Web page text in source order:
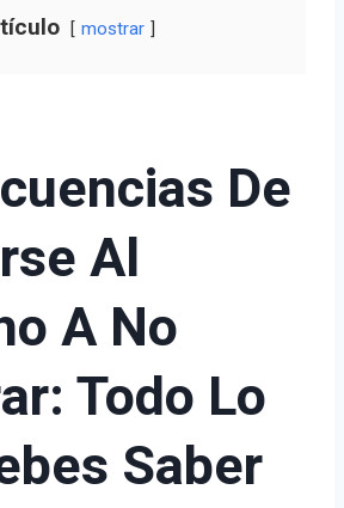
mostrar
De
Al
A No
Todo Lo
Saber